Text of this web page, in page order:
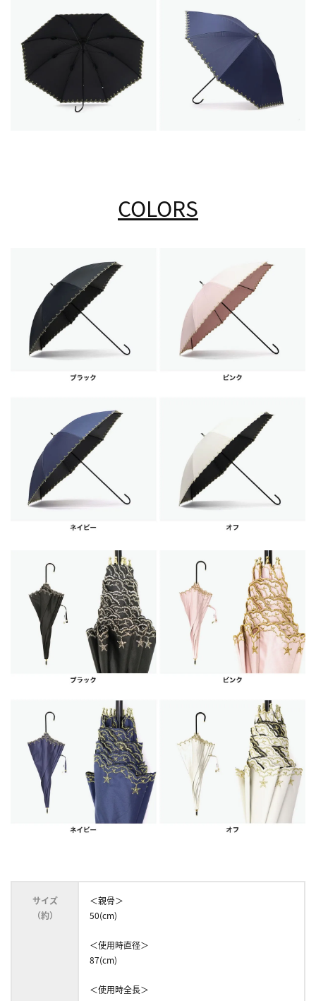
COLORS
サイズ
（約）
＜親骨＞
50(cm)
＜使用時直径＞
87(cm)
＜使用時全長＞